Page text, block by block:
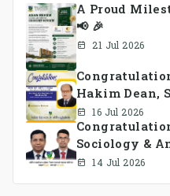
A Proud
📢 🎉
21 Jul 2026
Hakim Dean,
16 Jul 2026
Sociology &
Association
14 Jul 2026